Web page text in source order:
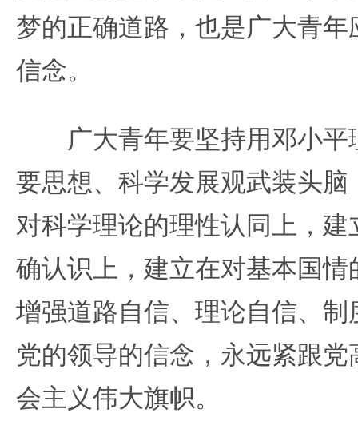
梦的正确道路，也是广大青
信念。
广大青年要坚持用邓小平
要思想、科学发展观武装头
对科学理论的理性认同上，
确认识上，建立在对基本国
增强道路自信、理论自信、
党的领导的信念，永远紧跟
会主义伟大旗帜。